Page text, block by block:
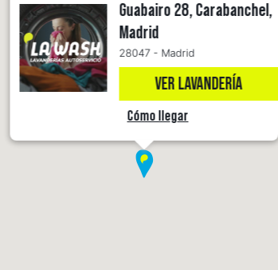
Guabairo 28, Carabanchel,
Madrid
28047 - Madrid
VER LAVANDERÍA
Cómo llegar